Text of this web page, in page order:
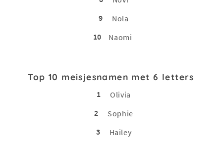
9
Nola
10
Naomi
Top 10 meisjesnamen met 6 letters
1
Olivia
2
Sophie
3
Hailey